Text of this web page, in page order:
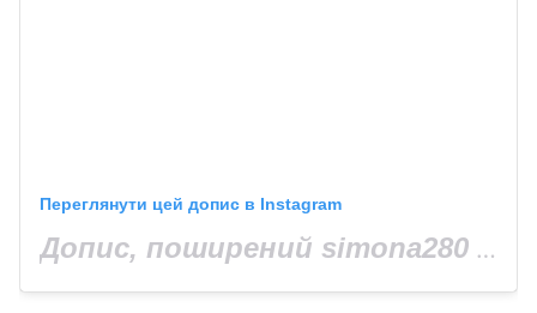
Переглянути цей допис в Instagram
Допис, поширений simona280 (@simona280)